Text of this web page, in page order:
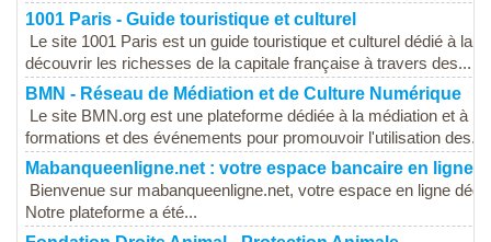
1001 Paris - Guide touristique et culturel
Le site 1001 Paris est un guide touristique et culturel dédié à la
découvrir les richesses de la capitale française à travers des...
BMN - Réseau de Médiation et de Culture Numérique
Le site BMN.org est une plateforme dédiée à la médiation et à
formations et des événements pour promouvoir l'utilisation des...
Mabanqueenligne.net : votre espace bancaire en ligne
Bienvenue sur mabanqueenligne.net, votre espace en ligne
Notre plateforme a été...